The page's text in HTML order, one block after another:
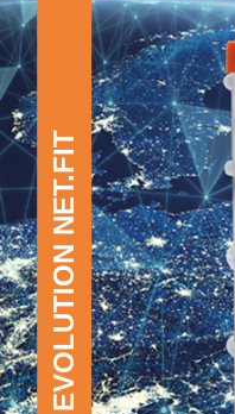
EVOLUTION NET.FIT